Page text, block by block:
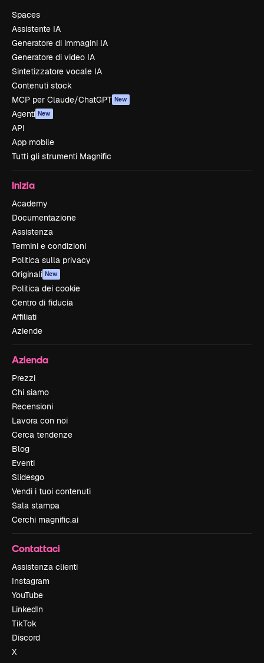
Spaces
Assistente IA
Generatore di immagini IA
Generatore di video IA
Sintetizzatore vocale IA
Contenuti stock
MCP per Claude/ChatGPT New
Agenti New
API
App mobile
Tutti gli strumenti Magnific
Inizia
Academy
Documentazione
Assistenza
Termini e condizioni
Politica sulla privacy
Originali New
Politica dei cookie
Centro di fiducia
Affiliati
Aziende
Azienda
Prezzi
Chi siamo
Recensioni
Lavora con noi
Cerca tendenze
Blog
Eventi
Slidesgo
Vendi i tuoi contenuti
Sala stampa
Cerchi magnific.ai
Contattaci
Assistenza clienti
Instagram
YouTube
LinkedIn
TikTok
Discord
X